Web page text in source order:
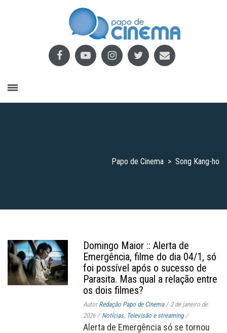
Papo de Cinema > Song Kang-ho
Domingo Maior :: Alerta de
Emergência, filme do dia 04/1, só
foi possível após o sucesso de
Parasita. Mas qual a relação entre
os dois filmes?
AutorRedação Papo de Cinema / 2 de janeiro de
2026 / Notícias, Televisão e streaming /
Alerta de Emergência só se tornou